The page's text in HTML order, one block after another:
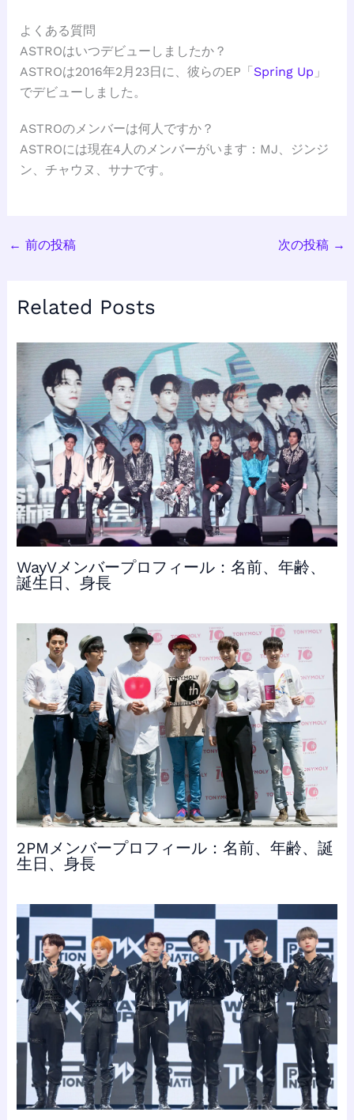
よくある質問
ASTROはいつデビューしましたか？
ASTROは2016年2月23日に、彼らのEP「Spring Up 」
でデビューしました。
ASTROのメンバーは何人ですか？
ASTROには現在4人のメンバーがいます：MJ、ジンジ
ン、チャウヌ、サナです。
← 前の投稿 次の投稿 →
Related Posts
WayVメンバープロフィール：名前、年齢、
誕生日、身長
2PMメンバープロフィール：名前、年齢、誕
生日、身長